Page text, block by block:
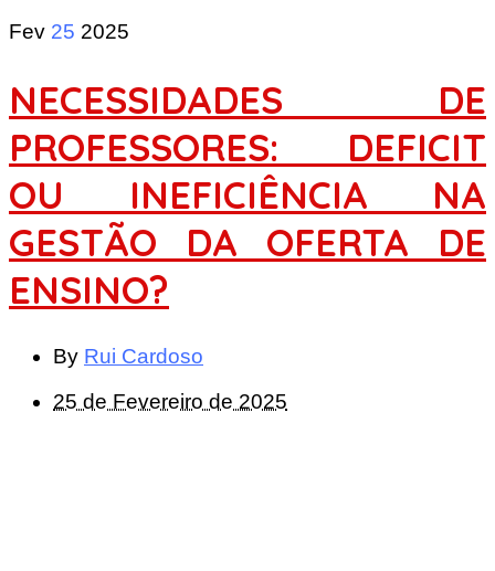
Fev 25 2025
NECESSIDADES DE
PROFESSORES: DEFICIT
OU INEFICIÊNCIA NA
GESTÃO DA OFERTA DE
ENSINO?
By Rui Cardoso
25 de Fevereiro de 2025